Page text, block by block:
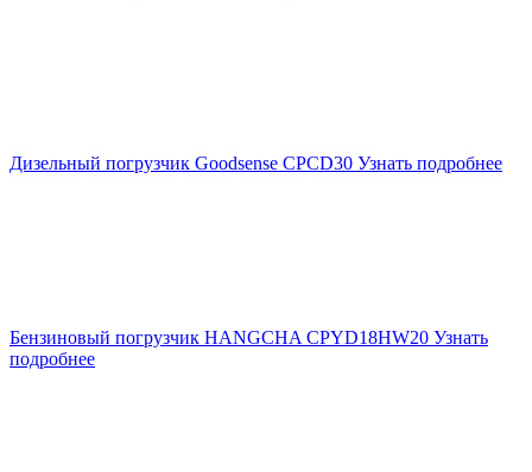
Дизельный погрузчик Goodsense CPCD30 Узнать подробнее
Бензиновый погрузчик HANGCHA CPYD18HW20 Узнать
подробнее